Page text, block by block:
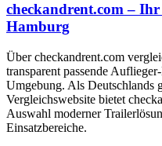
checkandrent.com –
Hamburg
Über checkandrent.com
transparent passende
Umgebung. Als Deutschlands
Vergleichswebsite bietet
Auswahl moderner
Einsatzbereiche.